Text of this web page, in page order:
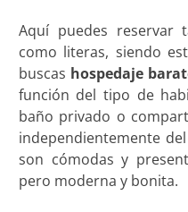
Aquí puedes reservar
como literas, siendo
buscas hospedaje
función del tipo de
baño privado o
independientemente
son cómodas y
pero moderna y bonita.